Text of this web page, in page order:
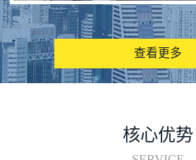
图书馆RFID电子标签管理系统
查看更多
核心优势